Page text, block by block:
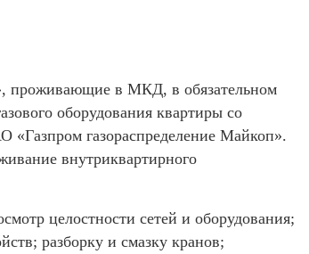
проживающие в МКД, в обязательном
оборудования квартиры со
«Газпром газораспределение Майкоп».
внутриквартирного
целостности сетей и оборудования;
разборку и смазку кранов;